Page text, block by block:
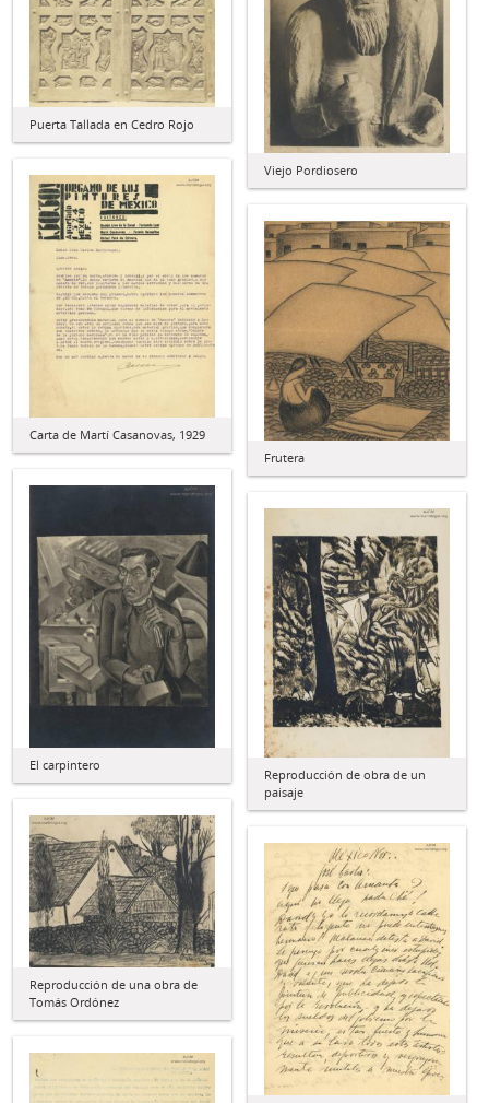
Puerta Tallada en Cedro Rojo
Viejo Pordiosero
Carta de Martí Casanovas, 1929
Frutera
El carpintero
Reproducción de obra de un
paisaje
Reproducción de una obra de
Tomás Ordónez